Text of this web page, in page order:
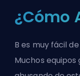
¿Cómo
B es muy fácil
Muchos